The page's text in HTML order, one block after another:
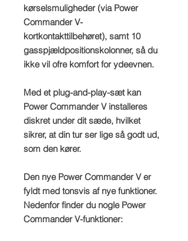
kørselsmuligheder (via Power
Commander V-
kortkontakttilbehøret), samt 10
gasspjældpositionskolonner, så du
ikke vil ofre komfort for ydeevnen.
Med et plug-and-play-sæt kan
Power Commander V installeres
diskret under dit sæde, hvilket
sikrer, at din tur ser lige så godt ud,
som den kører.
Den nye Power Commander V er
fyldt med tonsvis af nye funktioner.
Nedenfor finder du nogle Power
Commander V-funktioner: